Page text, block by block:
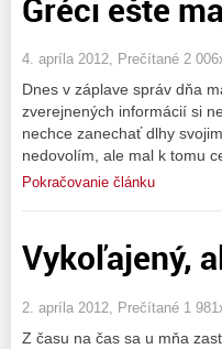
4. apríla 2012, Prečítané 2
Dnes v záplave správ dňa
zverejnených informácií si
nechce zanechať dlhy
nedovolím, ale mal k tomu
Pokračovanie článku
Vykoľajený,
2. apríla 2012, Prečítané 1
Z času na čas sa u mňa